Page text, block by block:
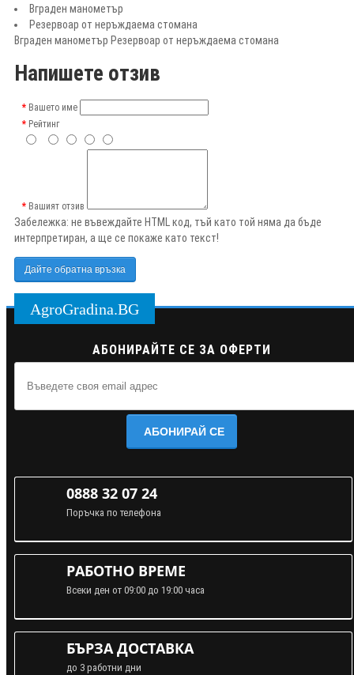
Вграден манометър
Резервоар от неръждаема стомана
Вграден манометър Резервоар от неръждаема стомана
Напишете отзив
Вашето име
Рейтинг
Вашият отзив
Забележка: не въвеждайте HTML код, тъй като той няма да бъде
интерпретиран, а ще се покаже като текст!
Дайте обратна връзка
AgroGradina.BG
АБОНИРАЙТЕ СЕ ЗА ОФЕРТИ
АБОНИРАЙ СЕ
0888 32 07 24
Поръчка по телефона
РАБОТНО ВРЕМЕ
Всеки ден от 09:00 до 19:00 часа
БЪРЗА ДОСТАВКА
до 3 работни дни